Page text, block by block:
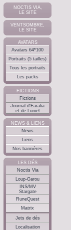
NOCTIS VIA,
LE SITE
VENTSOMBRE,
LE SITE
AVATARS
Avatars 64*100
Portraits (5 tailles)
Tous les portraits
Les packs
FICTIONS
Fictions
Journal d'Earalia
et de Luniel
NEWS & LIENS
News
Liens
Nos bannières
LES DÉS
Noctis Via
Loup-Garou
INS/MV
Stargate
RuneQuest
Matrix
Jets de dés
Localisation